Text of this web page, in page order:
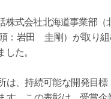
株式会社北海道事業部
：岩田 圭剛）が取り組
した。
、持続可能な開発目標